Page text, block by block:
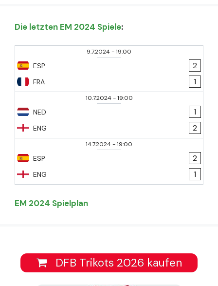
Die letzten EM 2024 Spiele:
9.7.2024-19:00
ESP
FRA
2
1
10.7.2024-19:00
NED
ENG
1
2
14.7.2024-19:00
ESP
ENG
2
1
EM 2024 Spielplan
DFB Trikots 2026 kaufen